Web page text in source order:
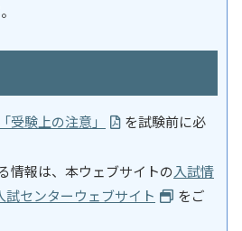
「受験上の注意」
を試験前に必
情報は、本ウェブサイトの入試情
試センターウェブサイト
をご